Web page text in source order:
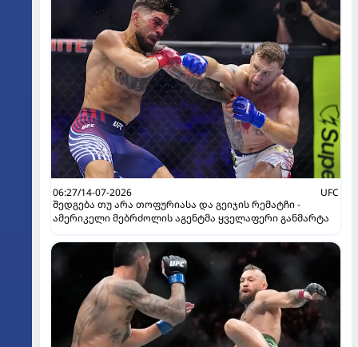
06:27/14-07-2026
UFC
შედგება თუ არა თოფურიასა და გეიჯის რემატჩი -
ამერიკელი მებრძოლის აგენტმა ყველაფერი განმარტა